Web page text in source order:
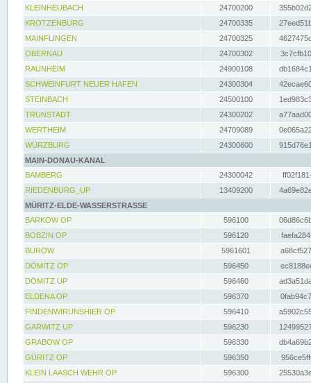
KLEINHEUBACH 24700200
KROTZENBURG
24700335
MAINFLINGEN
24700325
OBERNAU
24700302
RAUNHEIM
24900108
SCHWEINFURT NEUER HAFEN
24300304
STEINBACH
24500100
TRUNSTADT
24300202
WERTHEIM
24709089
WÜRZBURG
24300600
MAIN-DONAU-KANAL
BAMBERG
24300042
RIEDENBURG_UP
13409200
MÜRITZ-ELDE-WASSERSTRASSE
BARKOW OP
596100
BOBZIN OP
596120
BUROW
5961601
DÖMITZ OP
596450
DÖMITZ UP
596460
ELDENA OP
596370
FINDENWIRUNSHIER OP
596410
GARWITZ UP
596230
GRABOW OP
596330
GÜRITZ OP
596350
KLEIN LAASCH WEHR OP
596300